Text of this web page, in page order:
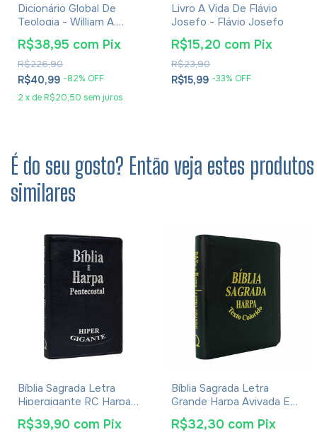
Dicionário Global De
Teologia - William A.
Dyrness
R$40,99 -82% OFF
2 x de R$20,50 sem juros
R$226,90
R$38,95 com Pix
Livro A Vida De Flávio
Josefo - Flávio Josefo
R$15,99 -33% OFF
R$23,90
R$15,20 com Pix
É do seu gosto? Então veja estes produtos
similares
Bíblia Sagrada Letra
Hipergigante RC Harpa
Pentecostal Capa Luxo
Azul
R$39,90 com Pix
Bíblia Sagrada Letra
Grande Harpa Avivada E
Corinhos Pequena Zíper
Preta
R$32,30 com Pix